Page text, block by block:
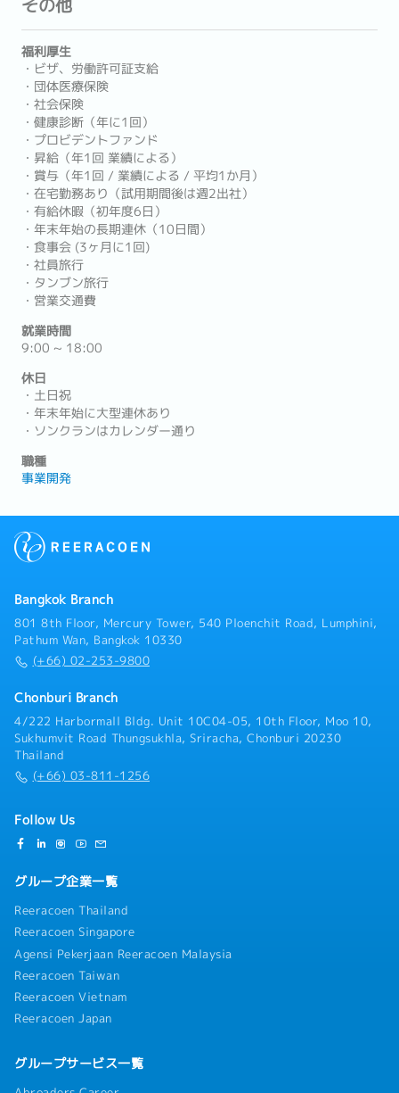
その他
福利厚生
・ビザ、労働許可証支給
・団体医療保険
・社会保険
・健康診断（年に1回）
・プロビデントファンド
・昇給（年1回 業績による）
・賞与（年1回 / 業績による / 平均1か月）
・在宅勤務あり（試用期間後は週2出社）
・有給休暇（初年度6日）
・年末年始の長期連休（10日間）
・食事会 (3ヶ月に1回)
・社員旅行
・タンブン旅行
・営業交通費
就業時間
9:00 ~ 18:00
休日
・土日祝
・年末年始に大型連休あり
・ソンクランはカレンダー通り
職種
事業開発
Bangkok Branch
801 8th Floor, Mercury Tower, 540 Ploenchit Road, Lumphini,
Pathum Wan, Bangkok 10330
(+66) 02-253-9800
Chonburi Branch
4/222 Harbormall Bldg. Unit 10C04-05, 10th Floor, Moo 10,
Sukhumvit Road Thungsukhla, Sriracha, Chonburi 20230
Thailand
(+66) 03-811-1256
Follow Us
グループ企業一覧
Reeracoen Thailand
Reeracoen Singapore
Agensi Pekerjaan Reeracoen Malaysia
Reeracoen Taiwan
Reeracoen Vietnam
Reeracoen Japan
グループサービス一覧